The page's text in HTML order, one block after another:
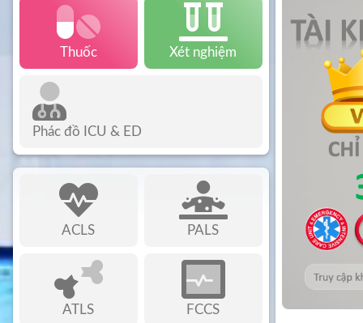
Thuốc Xét nghiệm
Phác đồ ICU & ED
ACLS PALS
ATLS FCCS